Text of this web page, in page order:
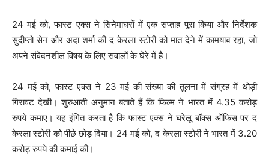
24 मई को, फास्ट एक्स ने सिनेमाघरों में एक सप्ताह पूरा किया और निर्देशक
सुदीप्तो सेन और अदा शर्मा की द केरला स्टोरी को मात देने में कामयाब रहा, जो
अपने संवेदनशील विषय के लिए सवालों के घेरे में है।
24 मई को, फास्ट एक्स ने 23 मई की संख्या की तुलना में संग्रह में थोड़ी
गिरावट देखी। शुरुआती अनुमान बताते हैं कि फिल्म ने भारत में 4.35 करोड़
रुपये कमाए। यह इंगित करता है कि फास्ट एक्स ने घरेलू बॉक्स ऑफिस पर द
केरला स्टोरी को पीछे छोड़ दिया। 24 मई को, द केरला स्टोरी ने भारत में 3.20
करोड़ रुपये की कमाई की।